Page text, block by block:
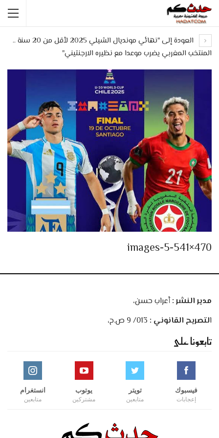
العودة إلى "نهائي مونديال الشيلي 2025 لأقل من 20 سنة ..
المنتخب المغربي يضرب موعدا مع نظيره الارجنتيني"
images-5-541×470
مدير النشر :أعراب حسن،
التصريح القانوني :
تابعونا على
فيسبوك
إعجابات
تويتر
متابعين
يوتوب
مشتركين
انستغرام
متابعين